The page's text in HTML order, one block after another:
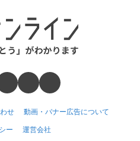
せ 動画・バナー広告について
ー 運営会社